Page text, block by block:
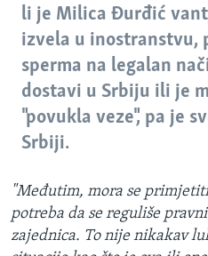
li je Milica Đurđić
izvela u inostranstvu,
sperma na legalan
dostavi u Srbiju ili je
"povukla veze", pa je
Srbiji.
"Međutim, mora se
potreba da se reguliše
zajednica. To nije nikakav